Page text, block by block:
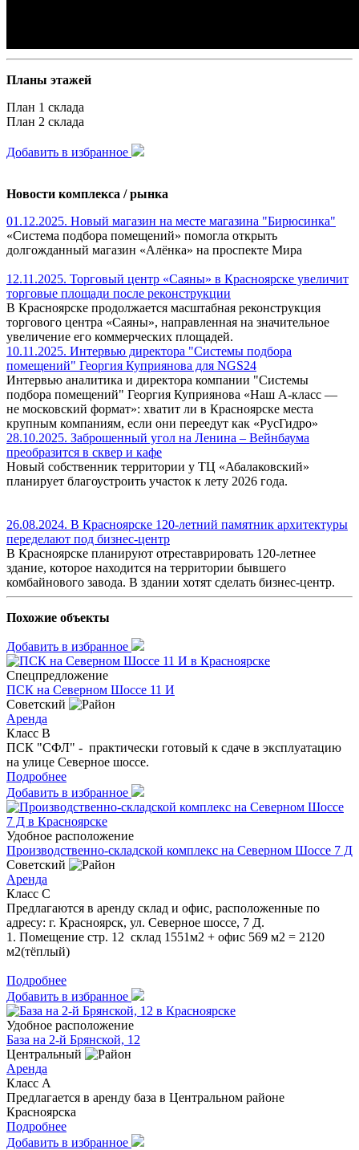
Планы этажей
План 1 склада
План 2 склада
Добавить в избранное
Новости комплекса / рынка
01.12.2025. Новый магазин на месте магазина "Бирюсинка"
«Система подбора помещений» помогла открыть
долгожданный магазин «Алёнка» на проспекте Мира
12.11.2025. Торговый центр «Саяны» в Красноярске увеличит
торговые площади после реконструкции
В Красноярске продолжается масштабная реконструкция
торгового центра «Саяны», направленная на значительное
увеличение его коммерческих площадей.
10.11.2025. Интервью директора "Системы подбора
помещений" Георгия Куприянова для NGS24
Интервью аналитика и директора компании "Системы
подбора помещений" Георгия Куприянова «Наш A-класс —
не московский формат»: хватит ли в Красноярске места
крупным компаниям, если они переедут как «РусГидро»
28.10.2025. Заброшенный угол на Ленина – Вейнбаума
преобразится в сквер и кафе
Новый собственник территории у ТЦ «Абалаковский»
планирует благоустроить участок к лету 2026 года.
26.08.2024. В Красноярске 120-летний памятник архитектуры
переделают под бизнес-центр
В Красноярске планируют отреставрировать 120-летнее
здание, которое находится на территории бывшего
комбайнового завода. В здании хотят сделать бизнес-центр.
Похожие объекты
Добавить в избранное
Спецпредложение
ПСК на Северном Шоссе 11 И
Советский
Аренда
Класс B
ПСК "СФЛ" - практически готовый к сдаче в эксплуатацию
на улице Северное шоссе.
Подробнее
Добавить в избранное
Удобное расположение
Производственно-складской комплекс на Северном Шоссе 7 Д
Советский
Аренда
Класс C
Предлагаются в аренду склад и офис, расположенные по
адресу: г. Красноярск, ул. Северное шоссе, 7 Д.
1. Помещение стр. 12 склад 1551м2 + офис 569 м2 = 2120
м2(тёплый)
Подробнее
Добавить в избранное
Удобное расположение
База на 2-й Брянской, 12
Центральный
Аренда
Класс A
Предлагается в аренду база в Центральном районе
Красноярска
Подробнее
Добавить в избранное